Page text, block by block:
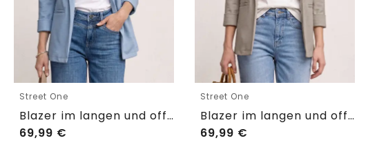
Street One
Blazer im langen und offenen Schnitt
69,99 €
Street One
Blazer im langen und offenen Schnitt
69,99 €